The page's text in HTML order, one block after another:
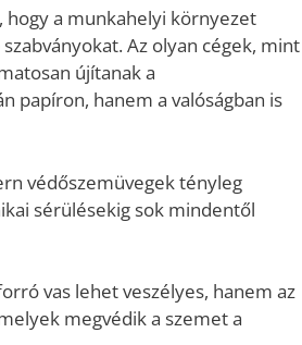
hogy a munkahelyi környezet
Az olyan cégek, mint
újítanak a
papíron, hanem a valóságban is
védőszemüvegek tényleg
sérülésekig sok mindentől
vas lehet veszélyes, hanem az
megvédik a szemet a